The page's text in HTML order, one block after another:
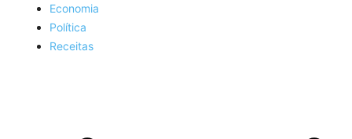
Economia
Política
Receitas